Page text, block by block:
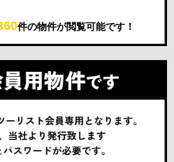
件の物件が閲覧可能です！